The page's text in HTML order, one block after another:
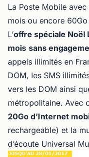
La Poste Mobile
mois ou encore
L’offre spéciale Noël
mois sans
appels illimités en
DOM, les SMS
vers les DOM ainsi
métropolitaine. Avec
20Go d’Internet
rechargeable) et la
d’écoute Universal